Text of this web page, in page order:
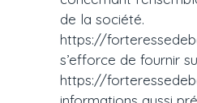
de la société.
https://
s’efforce de fournir
https://